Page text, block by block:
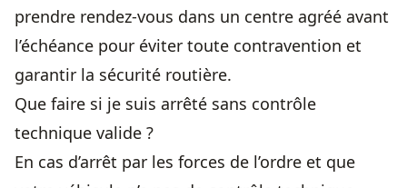
prendre rendez-vous dans un centre agréé avant
l’échéance pour éviter toute contravention et
garantir la sécurité routière.
Que faire si je suis arrêté sans contrôle
technique valide ?
En cas d’arrêt par les forces de l’ordre et que